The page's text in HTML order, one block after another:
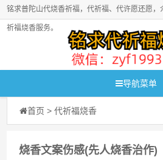
铭求普陀山代烧香祈福，代祈福、代许愿还愿
祈福烧香服务。
导航菜单
首页 >代祈福烧香
烧香文案伤感(先人烧香治作)